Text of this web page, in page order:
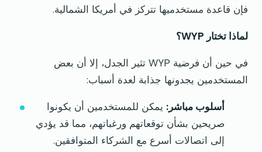
فإن قاعدة مستخدميها تتركز في أمريكا الشمالية.
لماذا تختار WYP؟
في حين أن فرضية WYP تثير الجدل، إلا أن بعض
المستخدمين يجدونها جذابة لعدة أسباب:
أسلوب مباشر: يمكن للمستخدمين أن يكونوا
صريحين بشأن توقعاتهم ورغباتهم، مما قد يؤدي
إلى اتصالات أسرع مع الشركاء المتوافقين.